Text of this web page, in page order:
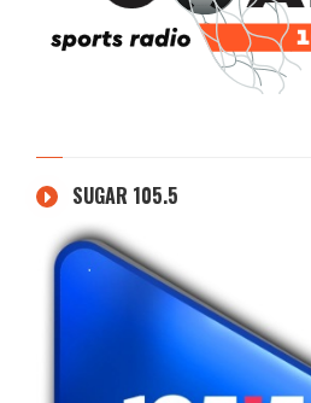
SUGAR 105.5